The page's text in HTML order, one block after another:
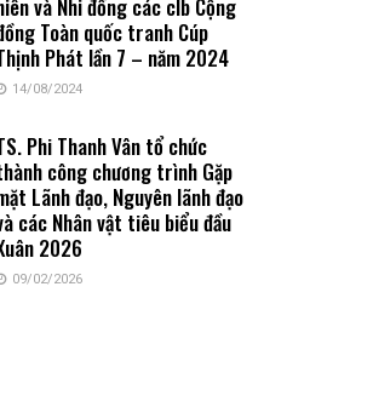
và Nhi đồng các clb Cộng
Toàn quốc tranh Cúp
Phát lần 7 – năm 2024
14/08/2024
Phi Thanh Vân tổ chức
công chương trình Gặp
Lãnh đạo, Nguyên lãnh đạo
các Nhân vật tiêu biểu đầu
2026
09/02/2026